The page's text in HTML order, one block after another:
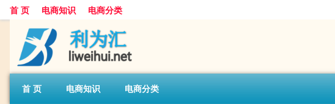
首 页 电商知识 电商分类
首 页 电商知识 电商分类